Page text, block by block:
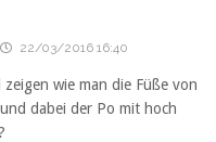
22/03/2016 16:40
wie man die Füße von
dabei der Po mit hoch